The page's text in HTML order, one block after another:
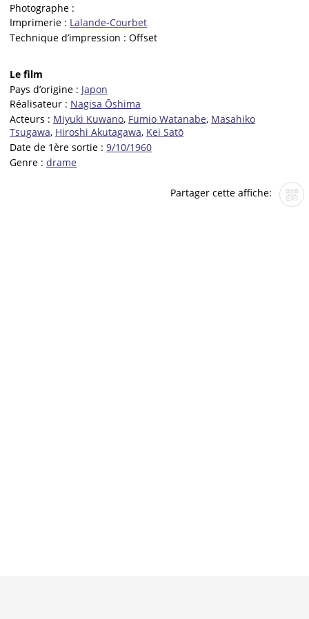
Photographe :
Imprimerie : Lalande-Courbet
Technique d’impression : Offset
Le film
Pays d’origine : Japon
Réalisateur : Nagisa Ōshima
Acteurs : Miyuki Kuwano, Fumio Watanabe, Masahiko
Tsugawa, Hiroshi Akutagawa, Kei Satō
Date de 1ère sortie : 9/10/1960
Genre : drame
Partager cette affiche: